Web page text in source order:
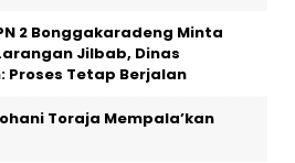
2 Bonggakaradeng Minta
Jilbab, Dinas
Proses Tetap Berjalan
Toraja Mempala’kan